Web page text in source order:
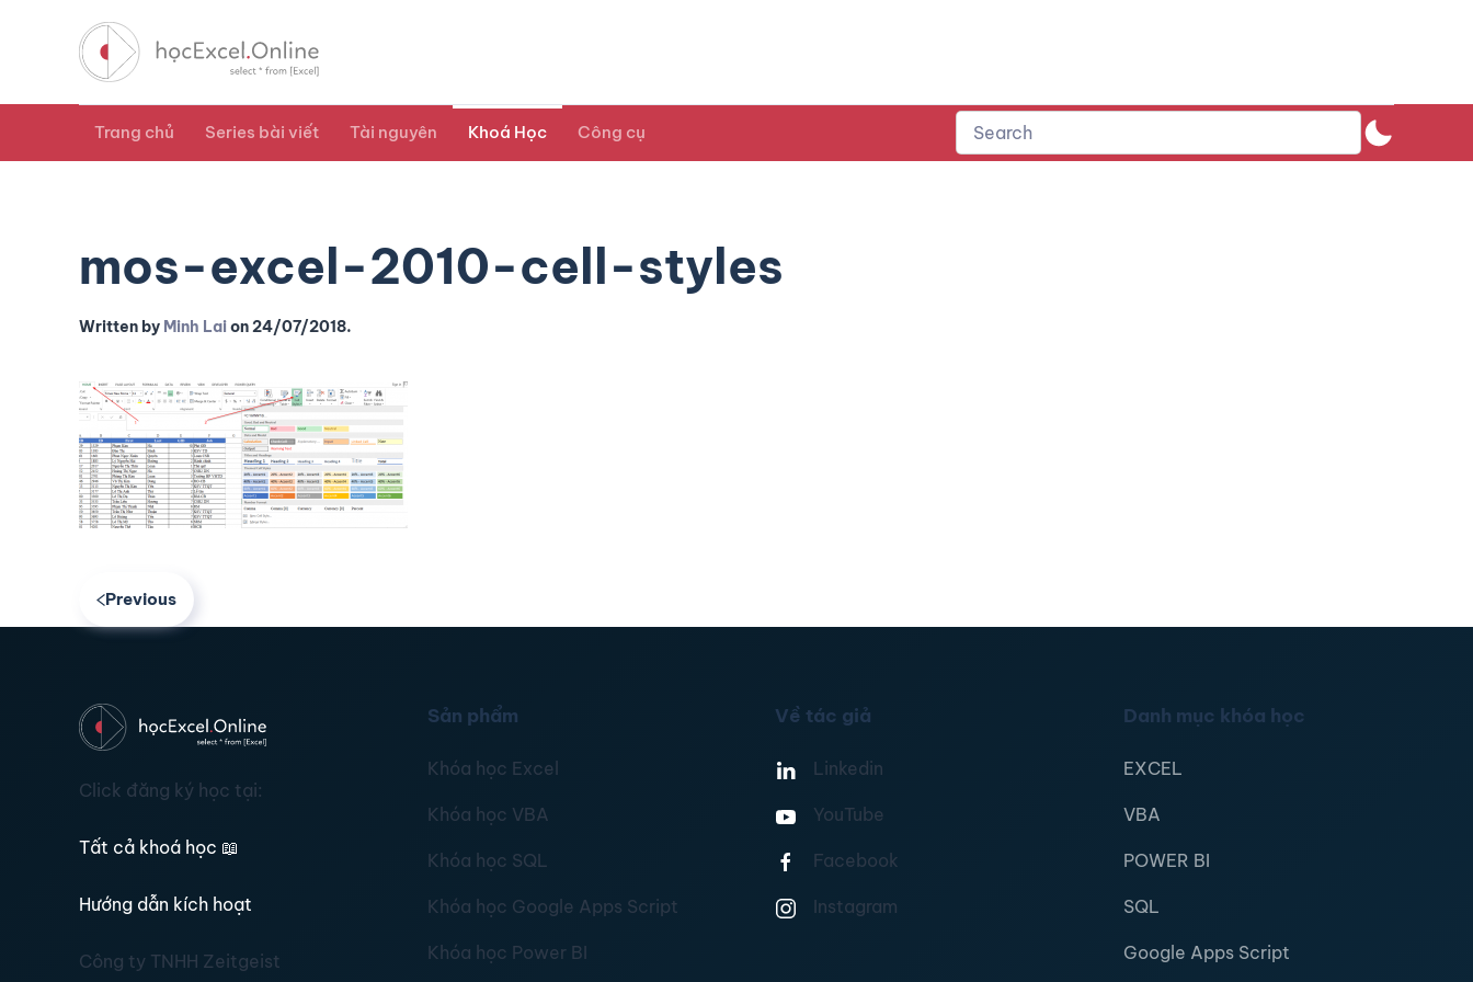
Trang chủ Series bài viết Tài nguyên Khoá Học Công cụ
mos-excel-2010-cell-styles
Written by Minh Laion24/07/2018.
Previous
Click đăng ký học tại:
Tất cả khoá học 📖
Hướng dẫn kích hoạt
Công ty TNHH Zeitgeist
Sản phẩm
Khóa học Excel
Khóa học VBA
Khóa học SQL
Khóa học Google Apps Script
Khóa học Power BI
Về tác giả
Linkedin
YouTube
Facebook
Instagram
Danh mục khóa học
EXCEL
VBA
POWER BI
SQL
Google Apps Script